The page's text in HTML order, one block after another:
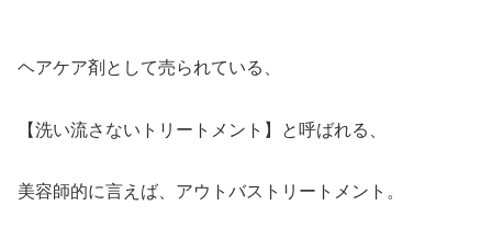
ヘアケア剤として売られている、
【洗い流さないトリートメント】と呼ばれる、
美容師的に言えば、アウトバストリートメント。